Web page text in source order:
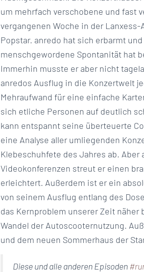
um mehrfach verschobene und fast
vergangenen Woche in der
Popstar. anredo hat sich erbarmt
menschgewordene Spontanität hat
Immerhin musste er aber nicht
anredos Ausflug in die Konzertwelt
Mehraufwand für eine einfache
sich etliche Personen auf deutlich
kann entspannt seine überteuerte
eine Analyse aller umliegenden
Klebeschuhfete des Jahres ab. Aber
Videokonferenzen streut er einen
erleichtert. Außerdem ist er ein
von seinem Ausflug entlang des
das Kernproblem unserer Zeit
Wandel der Autoscooternutzung.
und dem neuen Sommerhaus der
Diese und alle anderen Episoden